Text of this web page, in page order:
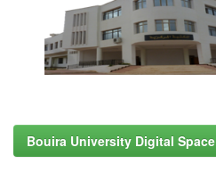
Bouira University Digital Space